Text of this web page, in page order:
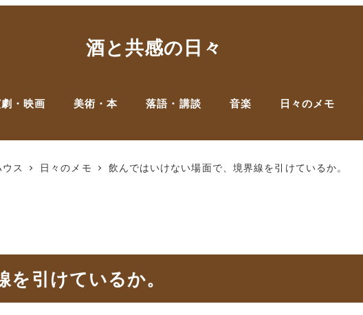
酒と共感の日々
・映画 美術・本 落語・講談 音楽 日々のメモ
ス 日々のメモ 飲んではいけない場面で、境界線を引けているか。
引けているか。